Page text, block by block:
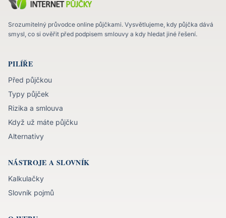
Srozumitelný průvodce online půjčkami. Vysvětlujeme, kdy půjčka dává
smysl, co si ověřit před podpisem smlouvy a kdy hledat jiné řešení.
PILÍŘE
Před půjčkou
Typy půjček
Rizika a smlouva
Když už máte půjčku
Alternativy
NÁSTROJE A SLOVNÍK
Kalkulačky
Slovník pojmů